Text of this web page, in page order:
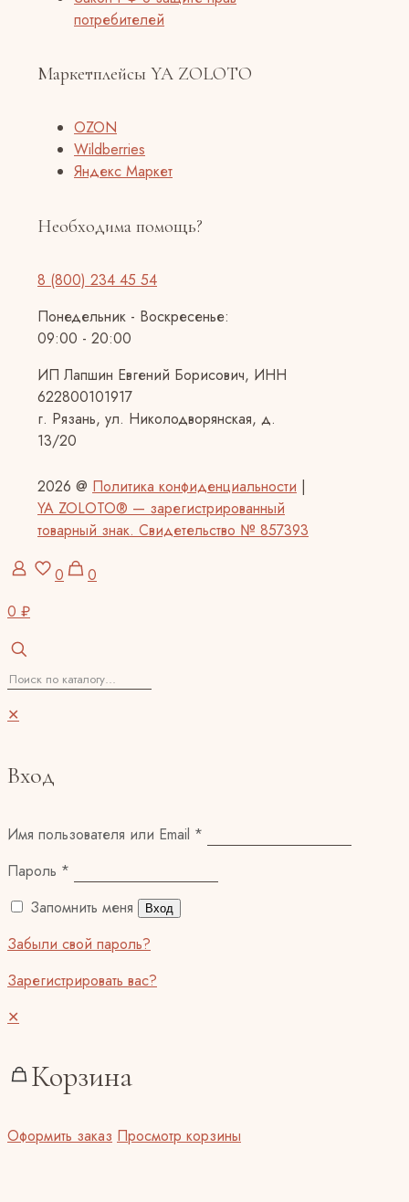
потребителей
Маркетплейсы YA ZOLOTO
OZON
Wildberries
Яндекс Маркет
Необходима помощь?
8 (800) 234 45 54
Понедельник - Воскресенье:
09:00 - 20:00
ИП Лапшин Евгений Борисович, ИНН
622800101917
г. Рязань, ул. Николодворянская, д.
13/20
2026 @ Политика конфиденциальности |
YA ZOLOTO® — зарегистрированный
товарный знак. Свидетельство № 857393
0
0
0 ₽
✕
Вход
Имя пользователя или Email *
Пароль *
Запомнить меня
Вход
Забыли свой пароль?
Зарегистрировать вас?
✕
Корзина
Оформить заказ Просмотр корзины